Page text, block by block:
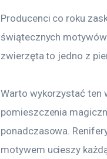
Producenci co roku
świątecznych
zwierzęta to jedno z
Warto wykorzystać ten
pomieszczenia
ponadczasowa.
motywem ucieszy